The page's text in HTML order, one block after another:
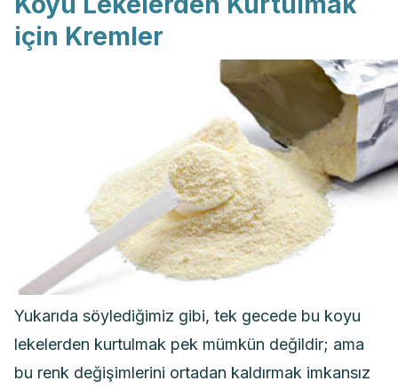
için Kremler
Yukarıda söylediğimiz gibi, tek gecede bu koyu
lekelerden kurtulmak pek mümkün değildir; ama
bu renk değişimlerini ortadan kaldırmak imkansız